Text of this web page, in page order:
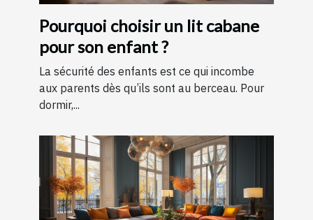
Pourquoi choisir un lit cabane
pour son enfant ?
La sécurité des enfants est ce qui incombe
aux parents dès qu’ils sont au berceau. Pour
dormir,...